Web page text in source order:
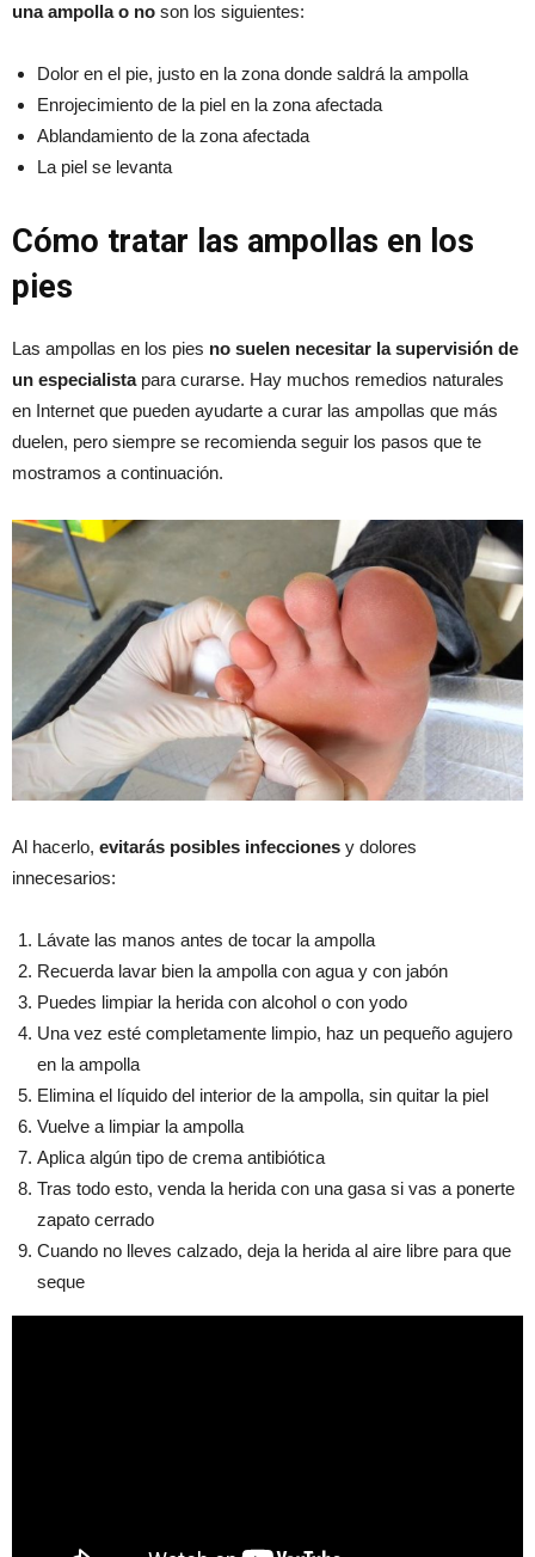
una ampolla o no son los siguientes:
Dolor en el pie, justo en la zona donde saldrá la ampolla
Enrojecimiento de la piel en la zona afectada
Ablandamiento de la zona afectada
La piel se levanta
Cómo tratar las ampollas en los
pies
Las ampollas en los pies no suelen necesitar la supervisión de
un especialistapara curarse. Hay muchos remedios naturales
en Internet que pueden ayudarte a curar las ampollas que más
duelen, pero siempre se recomienda seguir los pasos que te
mostramos a continuación.
Al hacerlo, evitarás posibles infecciones y dolores
innecesarios:
Lávate las manos antes de tocar la ampolla
Recuerda lavar bien la ampolla con agua y con jabón
Puedes limpiar la herida con alcohol o con yodo
Una vez esté completamente limpio, haz un pequeño agujero
en la ampolla
Elimina el líquido del interior de la ampolla, sin quitar la piel
Vuelve a limpiar la ampolla
Aplica algún tipo de crema antibiótica
Tras todo esto, venda la herida con una gasa si vas a ponerte
zapato cerrado
Cuando no lleves calzado, deja la herida al aire libre para que
seque